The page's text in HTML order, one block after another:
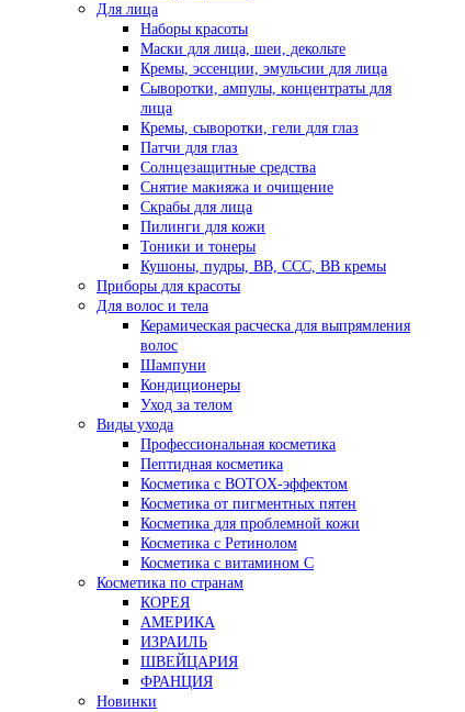
Для лица
Наборы красоты
Маски для лица, шеи, декольте
Кремы, эссенции, эмульсии для лица
Сыворотки, ампулы, концентраты для
лица
Кремы, сыворотки, гели для глаз
Патчи для глаз
Солнцезащитные средства
Снятие макияжа и очищение
Скрабы для лица
Пилинги для кожи
Тоники и тонеры
Кушоны, пудры, ВВ, ССС, ВВ кремы
Приборы для красоты
Для волос и тела
Керамическая расческа для выпрямления
волос
Шампуни
Кондиционеры
Уход за телом
Виды ухода
Профессиональная косметика
Пептидная косметика
Косметика с BOTOX-эффектом
Косметика от пигментных пятен
Косметика для проблемной кожи
Косметика с Ретинолом
Косметика с витамином С
Косметика по странам
КОРЕЯ
АМЕРИКА
ИЗРАИЛЬ
ШВЕЙЦАРИЯ
ФРАНЦИЯ
Новинки